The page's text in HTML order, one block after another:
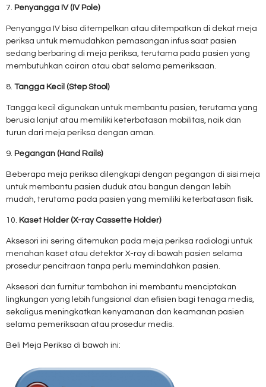
7. Penyangga IV (IV Pole)
Penyangga IV bisa ditempelkan atau ditempatkan di dekat meja
periksa untuk memudahkan pemasangan infus saat pasien
sedang berbaring di meja periksa, terutama pada pasien yang
membutuhkan cairan atau obat selama pemeriksaan.
8. Tangga Kecil (Step Stool)
Tangga kecil digunakan untuk membantu pasien, terutama yang
berusia lanjut atau memiliki keterbatasan mobilitas, naik dan
turun dari meja periksa dengan aman.
9. Pegangan (Hand Rails)
Beberapa meja periksa dilengkapi dengan pegangan di sisi meja
untuk membantu pasien duduk atau bangun dengan lebih
mudah, terutama pada pasien yang memiliki keterbatasan fisik.
10. Kaset Holder (X-ray Cassette Holder)
Aksesori ini sering ditemukan pada meja periksa radiologi untuk
menahan kaset atau detektor X-ray di bawah pasien selama
prosedur pencitraan tanpa perlu memindahkan pasien.
Aksesori dan furnitur tambahan ini membantu menciptakan
lingkungan yang lebih fungsional dan efisien bagi tenaga medis,
sekaligus meningkatkan kenyamanan dan keamanan pasien
selama pemeriksaan atau prosedur medis.
Beli Meja Periksa di bawah ini: